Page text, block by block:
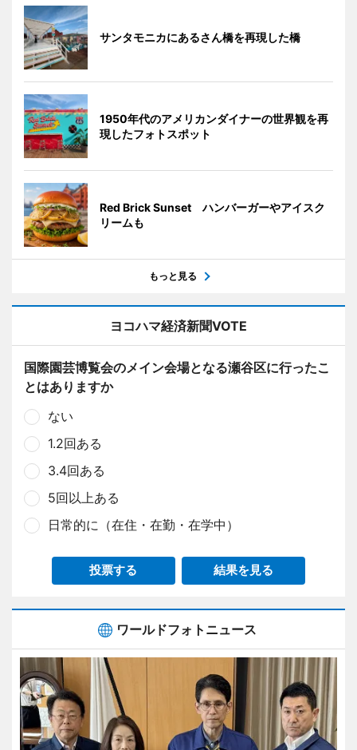
サンタモニカにあるさん橋を再現した橋
1950年代のアメリカンダイナーの世界観を再
現したフォトスポット
Red Brick Sunset ハンバーガーやアイスク
リームも
もっと見る
ヨコハマ経済新聞VOTE
国際園芸博覧会のメイン会場となる瀬谷区に行ったこ
とはありますか
ない
1.2回ある
3.4回ある
5回以上ある
日常的に（在住・在勤・在学中）
投票する 結果を見る
ワールドフォトニュース